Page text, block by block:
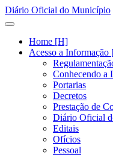
Diário Oficial do Município
Home [H]
Acesso a
Conhecendo a
Portarias
Decretos
Prestação de
Diário Oficial
Editais
Ofícios
Pessoal